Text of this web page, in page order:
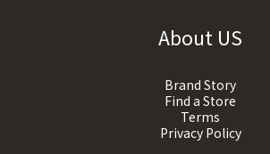
About US
Brand Story
Find a Store
Terms
Privacy Policy